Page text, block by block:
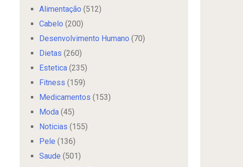
Alimentação (512)
Cabelo (200)
Desenvolvimento Humano (70)
Dietas (260)
Estetica (235)
Fitness (159)
Medicamentos (153)
Moda (45)
Noticias (155)
Pele (136)
Saude (501)